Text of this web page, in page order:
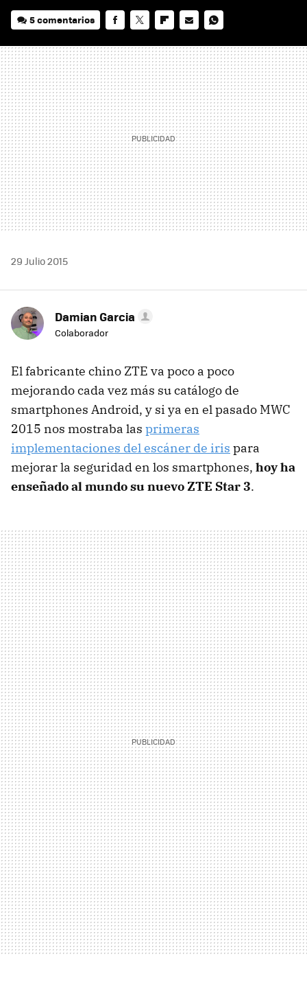
5 comentarios
MAIL
29 Julio 2015
Damian Garcia
Colaborador
El fabricante chino ZTE va poco a poco
mejorando cada vez más su catálogo de
smartphones Android, y si ya en el pasado MWC
2015 nos mostraba las primeras
implementaciones del escáner de iris para
mejorar la seguridad en los smartphones, hoy ha
enseñado al mundo su nuevo ZTE Star 3.